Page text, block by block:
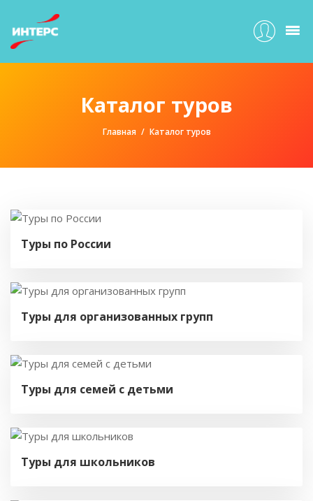
Каталог туров
Главная Каталог туров
Туры по России
Туры для организованных групп
Туры для семей с детьми
Туры для школьников